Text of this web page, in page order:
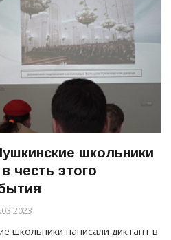
школьники
честь этого
школьники написали диктант в